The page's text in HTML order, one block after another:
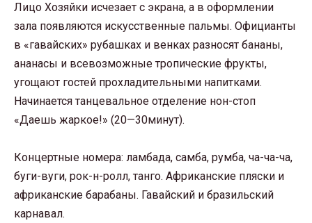
Лицо Хозяйки исчезает с экрана, а в оформлении
зала появляются искусственные пальмы. Официанты
в «гавайских» рубашках и венках разносят бананы,
ананасы и всевозможные тропические фрукты,
угощают гостей прохладительными напитками.
Начинается танцевальное отделение нон-стоп
«Даешь жаркое!» (20—30минут).
Концертные номера: ламбада, самба, румба, ча-ча-ча,
буги-вуги, рок-н-ролл, танго. Африканские пляски и
африканские барабаны. Гавайский и бразильский
карнавал.